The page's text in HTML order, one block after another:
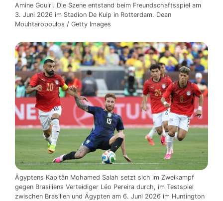
Amine Gouiri. Die Szene entstand beim Freundschaftsspiel am
3. Juni 2026 im Stadion De Kuip in Rotterdam. Dean
Mouhtaropoulos / Getty Images
Ägyptens Kapitän Mohamed Salah setzt sich im Zweikampf
gegen Brasiliens Verteidiger Léo Pereira durch, im Testspiel
zwischen Brasilien und Ägypten am 6. Juni 2026 im Huntington